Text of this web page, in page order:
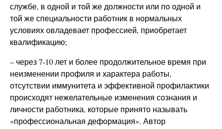
службе, в одной и той же должности или по одной и
той же специальности работник в нормальных
условиях овладевает профессией, приобретает
квалификацию;
– через 7-10 лет и более продолжительное время при
неизменении профиля и характера работы,
отсутствии иммунитета и эффективной профилактики
происходят нежелательные изменения сознания и
личности работника, которые принято называть
«профессиональная деформация». Автор